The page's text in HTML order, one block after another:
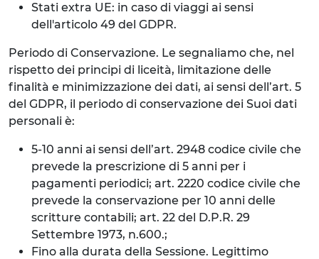
Stati extra UE: in caso di viaggi ai sensi
dell'articolo 49 del GDPR.
Periodo di Conservazione. Le segnaliamo che, nel
rispetto dei principi di liceità, limitazione delle
finalità e minimizzazione dei dati, ai sensi dell’art. 5
del GDPR, il periodo di conservazione dei Suoi dati
personali è:
5-10 anni ai sensi dell’art. 2948 codice civile che
prevede la prescrizione di 5 anni per i
pagamenti periodici; art. 2220 codice civile che
prevede la conservazione per 10 anni delle
scritture contabili; art. 22 del D.P.R. 29
Settembre 1973, n.600.;
Fino alla durata della Sessione. Legittimo